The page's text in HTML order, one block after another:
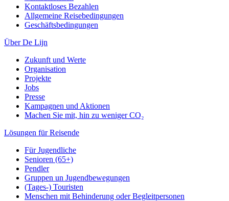
Kontaktloses Bezahlen
Allgemeine Reisebedingungen
Geschäftsbedingungen
Über De Lijn
Zukunft und Werte
Organisation
Projekte
Jobs
Presse
Kampagnen und Aktionen
Machen Sie mit, hin zu weniger CO₂
Lösungen für Reisende
Für Jugendliche
Senioren (65+)
Pendler
Gruppen un Jugendbewegungen
(Tages-) Touristen
Menschen mit Behinderung oder Begleitpersonen